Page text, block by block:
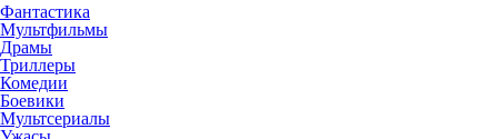
Фантастика
Мультфильмы
Драмы
Триллеры
Комедии
Боевики
Мультсериалы